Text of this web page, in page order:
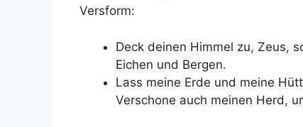
Versform:
Deck deinen Himmel zu, Zeus,
Eichen und Bergen.
Lass meine Erde und meine
Verschone auch meinen Herd,